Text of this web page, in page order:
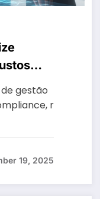
gestão
r
19, 2025